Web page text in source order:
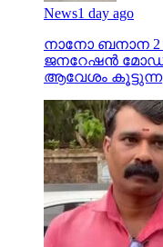
News1 day ago
നാനോ ബനാന
ജനറേഷന്‍
ആവേശം